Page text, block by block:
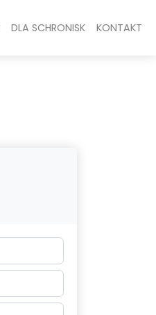
DLA SCHRONISK KONTAKT